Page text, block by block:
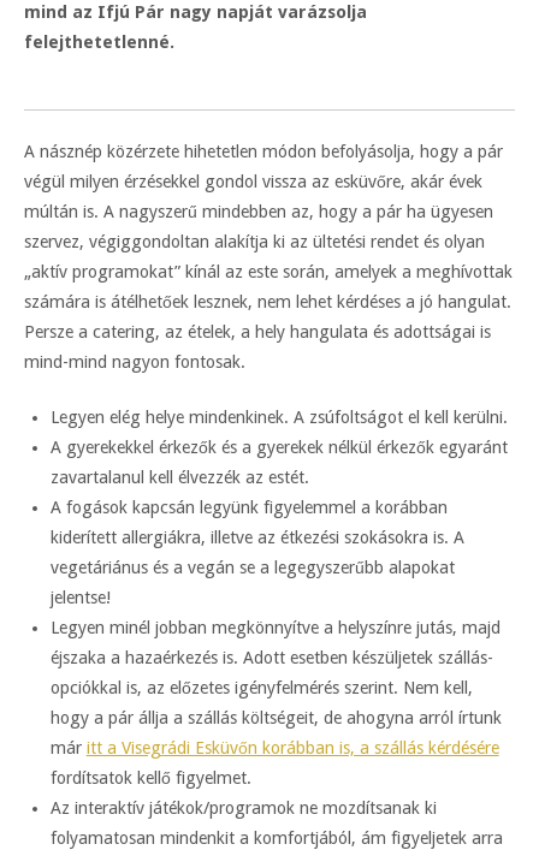
mind az Ifjú Pár nagy napját varázsolja
felejthetetlenné.
A násznép közérzete hihetetlen módon befolyásolja, hogy a pár
végül milyen érzésekkel gondol vissza az esküvőre, akár évek
múltán is. A nagyszerű mindebben az, hogy a pár ha ügyesen
szervez, végiggondoltan alakítja ki az ültetési rendet és olyan
„aktív programokat” kínál az este során, amelyek a meghívottak
számára is átélhetőek lesznek, nem lehet kérdéses a jó hangulat.
Persze a catering, az ételek, a hely hangulata és adottságai is
mind-mind nagyon fontosak.
Legyen elég helye mindenkinek. A zsúfoltságot el kell kerülni.
A gyerekekkel érkezők és a gyerekek nélkül érkezők egyaránt
zavartalanul kell élvezzék az estét.
A fogások kapcsán legyünk figyelemmel a korábban
kiderített allergiákra, illetve az étkezési szokásokra is. A
vegetáriánus és a vegán se a legegyszerűbb alapokat
jelentse!
Legyen minél jobban megkönnyítve a helyszínre jutás, majd
éjszaka a hazaérkezés is. Adott esetben készüljetek szállás-
opciókkal is, az előzetes igényfelmérés szerint. Nem kell,
hogy a pár állja a szállás költségeit, de ahogyna arról írtunk
már itt a Visegrádi Esküvőn korábban is, a szállás kérdésére
fordítsatok kellő figyelmet.
Az interaktív játékok/programok ne mozdítsanak ki
folyamatosan mindenkit a komfortjából, ám figyeljetek arra